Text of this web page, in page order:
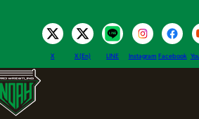
X X (En) LINE Instagram Facebook